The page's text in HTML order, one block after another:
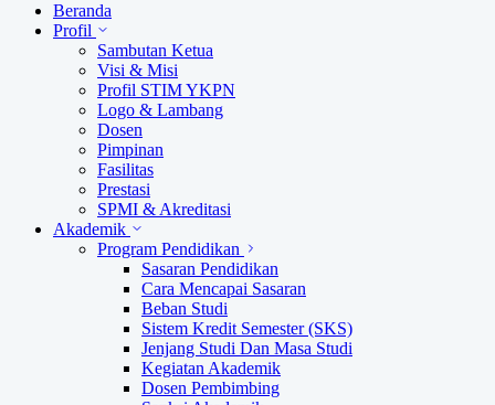
Beranda
Profil
Sambutan Ketua
Visi & Misi
Profil STIM YKPN
Logo & Lambang
Dosen
Pimpinan
Fasilitas
Prestasi
SPMI & Akreditasi
Akademik
Program Pendidikan
Sasaran Pendidikan
Cara Mencapai Sasaran
Beban Studi
Sistem Kredit Semester (SKS)
Jenjang Studi Dan Masa Studi
Kegiatan Akademik
Dosen Pembimbing